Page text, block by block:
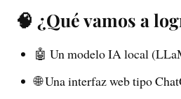
🧠 ¿Qué vamos a
🤖 Un modelo IA local
🌐 Una interfaz web tipo